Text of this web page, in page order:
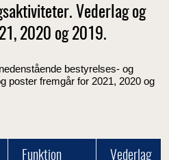
Vederlag og
2020 og 2019.
bestyrelses- og
poster fremgår for 2021, 2020 og
Funktion
Vederlag